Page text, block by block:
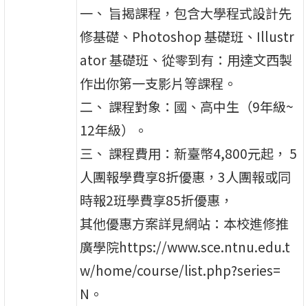
一、 旨揭課程，包含大學程式設計先
修基礎、Photoshop 基礎班、Illustr
ator 基礎班、從零到有：用達文西製
作出你第一支影片等課程。
二、 課程對象：國、高中生（9年級~
12年級）。
三、 課程費用：新臺幣4,800元起， 5
人團報學費享8折優惠，3人團報或同
時報2班學費享85折優惠，
其他優惠方案詳見網站：本校進修推
廣學院https://www.sce.ntnu.edu.t
w/home/course/list.php?series=
N。